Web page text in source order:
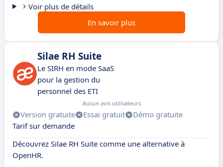
Voir plus de détails
En savoir plus
Silae RH Suite
Le SIRH en mode SaaS
pour la gestion du
personnel des ETI
Aucun avis utilisateurs
Version gratuite Essai gratuit
Démo gratuite
Tarif sur demande
Découvrez Silae RH Suite comme une alternative à
OpenHR.